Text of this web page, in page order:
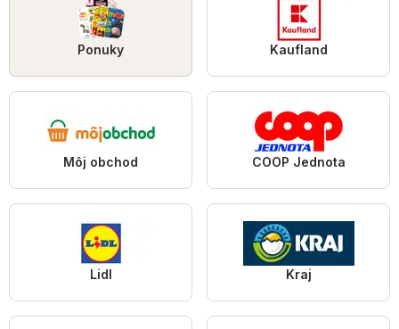
Ponuky Kaufland
Môj obchod COOP Jednota
Lidl Kraj